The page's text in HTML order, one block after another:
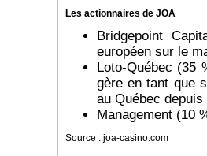
Les actionnaires de JOA
Bridgepoint
européen sur le
Loto-Québec (35
gère en tant que
au Québec depuis
Management (10
Source : joa-casino.com